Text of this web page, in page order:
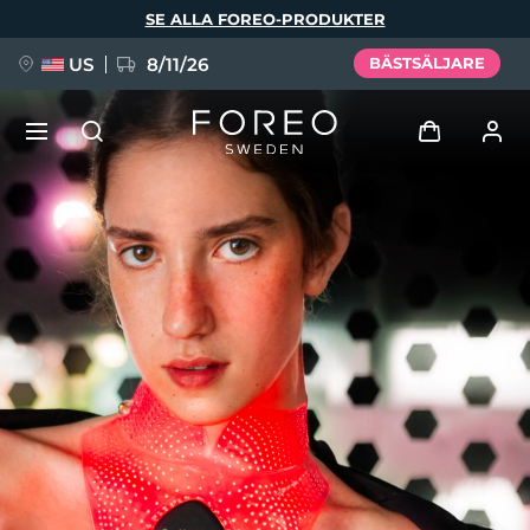
SE ALLA FOREO-PRODUKTER
US 8/11/26 BÄSTSÄLJARE
Användarprofil
Mina enheter
Mina beställningar
Mina adresser
Mina prenumerationer
NYHET
FAQ™ Pure Beauty-Tech Elixir
BREAKING NEWS
issa™ Teeth Whitening Set
Språk
English Deutsch
Español
Français
Italiano
Português
Polski
Svenska
Русский
Türkçe
简体中文 繁體中文